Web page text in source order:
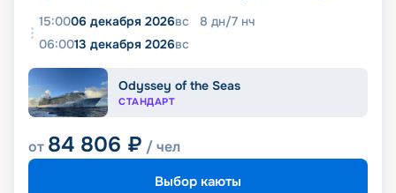
15:0006 декабря 2026вс 8 дн/7 нч
06:0013 декабря 2026вс
Odyssey of the Seas
СТАНДАРТ
от 84 806 ₽ / чел
Выбор каюты